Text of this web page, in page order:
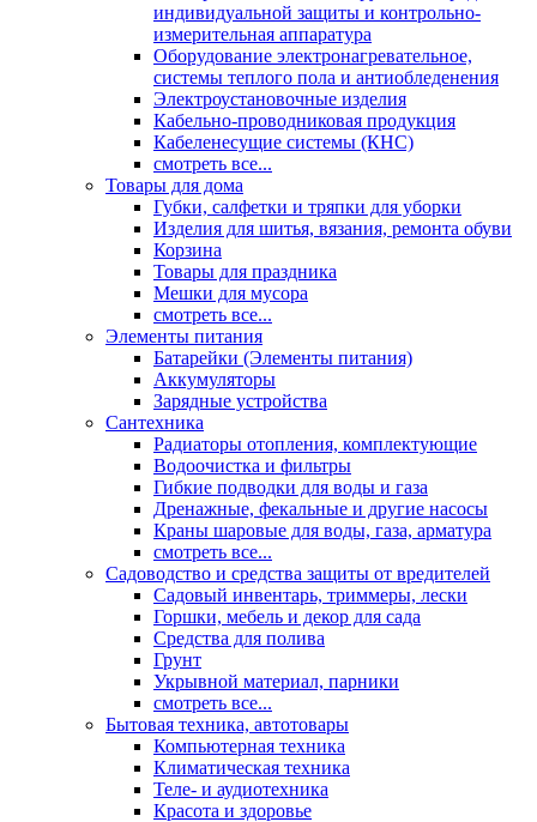
индивидуальной защиты и контрольно-
измерительная аппаратура
Оборудование электронагревательное,
системы теплого пола и антиобледенения
Электроустановочные изделия
Кабельно-проводниковая продукция
Кабеленесущие системы (КНС)
смотреть все...
Товары для дома
Губки, салфетки и тряпки для уборки
Изделия для шитья, вязания, ремонта обуви
Корзина
Товары для праздника
Мешки для мусора
смотреть все...
Элементы питания
Батарейки (Элементы питания)
Аккумуляторы
Зарядные устройства
Сантехника
Радиаторы отопления, комплектующие
Водоочистка и фильтры
Гибкие подводки для воды и газа
Дренажные, фекальные и другие насосы
Краны шаровые для воды, газа, арматура
смотреть все...
Садоводство и средства защиты от вредителей
Садовый инвентарь, триммеры, лески
Горшки, мебель и декор для сада
Средства для полива
Грунт
Укрывной материал, парники
смотреть все...
Бытовая техника, автотовары
Компьютерная техника
Климатическая техника
Теле- и аудиотехника
Красота и здоровье